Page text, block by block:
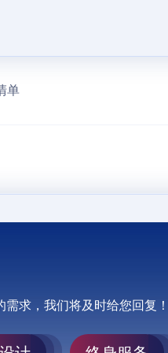
单
求，我们将及时给您回复